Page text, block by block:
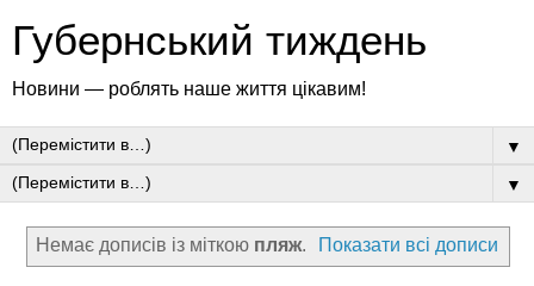
Губернський тиждень
Новини — роблять наше життя цікавим!
▼
▼
Немає дописів із міткою пляж. Показати всі дописи